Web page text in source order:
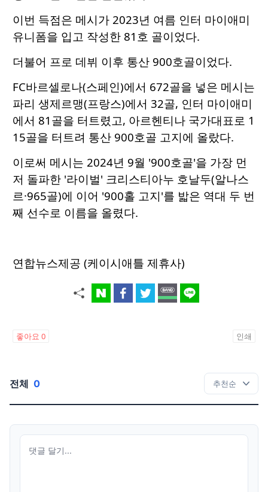
이번 득점은 메시가 2023년 여름 인터 마이애미
유니폼을 입고 작성한 81호 골이었다.
더불어 프로 데뷔 이후 통산 900호골이었다.
FC바르셀로나(스페인)에서 672골을 넣은 메시는
파리 생제르맹(프랑스)에서 32골, 인터 마이애미
에서 81골을 터트렸고, 아르헨티나 국가대표로 1
15골을 터트려 통산 900호골 고지에 올랐다.
이로써 메시는 2024년 9월 '900호골'을 가장 먼
저 돌파한 '라이벌' 크리스티아누 호날두(알나스
르·965골)에 이어 '900홀 고지'를 밟은 역대 두 번
째 선수로 이름을 올렸다.
연합뉴스제공 (케이시애틀 제휴사)
좋아요 0 인쇄
전체 0